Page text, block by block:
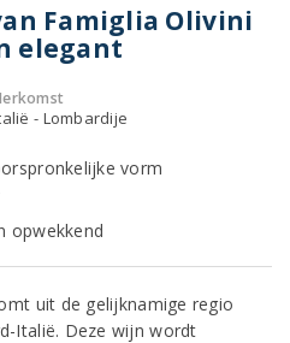
Famiglia Olivini
elegant
- Lombardije
vorm
opwekkend
uit de gelijknamige regio
Italië. Deze wijn wordt